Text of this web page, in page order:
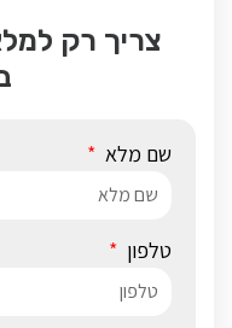
צריך רק
שם מלא
טלפון